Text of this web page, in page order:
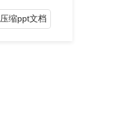
压缩ppt文档